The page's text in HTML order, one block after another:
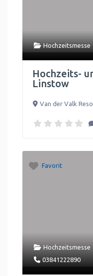
Hochzeitsmesse
Hochzeits-
Linstow
Van der Valk
Favorit
Hochzeitsmesse
03841222890